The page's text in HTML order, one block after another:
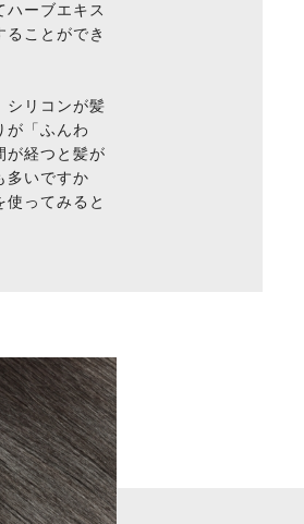
ハーブエキス
ことができ
シリコンが髪
が「ふんわ
が経つと髪が
多いですか
ってみると